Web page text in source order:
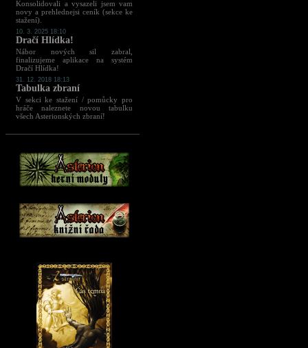
Konsolidovali a vysazeli jsem vam
novy a prehlednejsi ceník (sekce ke
stažení).
10. 3. 2025 18:10
Dračí Hlídka!
Nábor nových sil zabral,
finalizujeme aplikace na systém
Dračí Hlídka!
31. 12. 2018 18:13
Tabulka zbraní
V sekci ke stažení / pomůcky pro
hráče naleznete novou tabulku
všech Asterionských zbraní!